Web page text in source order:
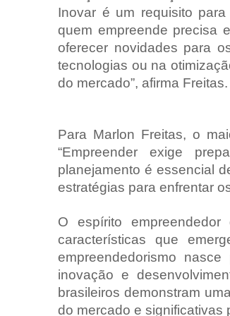
Inovar é um requisito
quem empreende precisa
oferecer novidades para
tecnologias ou na
do mercado”, afirma Freitas.
Para Marlon Freitas, o
“Empreender exige
planejamento é essencial
estratégias para enfrentar
O espírito
características que
empreendedorismo
inovação e
brasileiros demonstram
do mercado e significativas